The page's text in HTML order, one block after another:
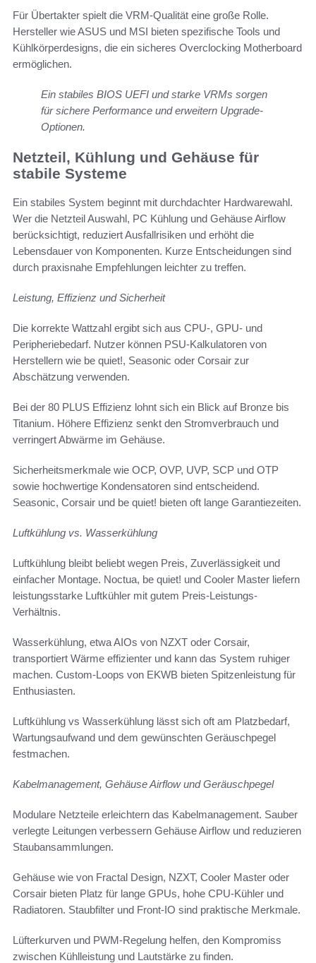
Für Übertakter spielt die VRM-Qualität eine große Rolle.
Hersteller wie ASUS und MSI bieten spezifische Tools und
Kühlkörperdesigns, die ein sicheres Overclocking Motherboard
ermöglichen.
Ein stabiles BIOS UEFI und starke VRMs sorgen
für sichere Performance und erweitern Upgrade-
Optionen.
Netzteil, Kühlung und Gehäuse für
stabile Systeme
Ein stabiles System beginnt mit durchdachter Hardwarewahl.
Wer die Netzteil Auswahl, PC Kühlung und Gehäuse Airflow
berücksichtigt, reduziert Ausfallrisiken und erhöht die
Lebensdauer von Komponenten. Kurze Entscheidungen sind
durch praxisnahe Empfehlungen leichter zu treffen.
Leistung, Effizienz und Sicherheit
Die korrekte Wattzahl ergibt sich aus CPU-, GPU- und
Peripheriebedarf. Nutzer können PSU-Kalkulatoren von
Herstellern wie be quiet!, Seasonic oder Corsair zur
Abschätzung verwenden.
Bei der 80 PLUS Effizienz lohnt sich ein Blick auf Bronze bis
Titanium. Höhere Effizienz senkt den Stromverbrauch und
verringert Abwärme im Gehäuse.
Sicherheitsmerkmale wie OCP, OVP, UVP, SCP und OTP
sowie hochwertige Kondensatoren sind entscheidend.
Seasonic, Corsair und be quiet! bieten oft lange Garantiezeiten.
Luftkühlung vs. Wasserkühlung
Luftkühlung bleibt beliebt wegen Preis, Zuverlässigkeit und
einfacher Montage. Noctua, be quiet! und Cooler Master liefern
leistungsstarke Luftkühler mit gutem Preis-Leistungs-
Verhältnis.
Wasserkühlung, etwa AIOs von NZXT oder Corsair,
transportiert Wärme effizienter und kann das System ruhiger
machen. Custom-Loops von EKWB bieten Spitzenleistung für
Enthusiasten.
Luftkühlung vs Wasserkühlung lässt sich oft am Platzbedarf,
Wartungsaufwand und dem gewünschten Geräuschpegel
festmachen.
Kabelmanagement, Gehäuse Airflow und Geräuschpegel
Modulare Netzteile erleichtern das Kabelmanagement. Sauber
verlegte Leitungen verbessern Gehäuse Airflow und reduzieren
Staubansammlungen.
Gehäuse wie von Fractal Design, NZXT, Cooler Master oder
Corsair bieten Platz für lange GPUs, hohe CPU-Kühler und
Radiatoren. Staubfilter und Front-IO sind praktische Merkmale.
Lüfterkurven und PWM-Regelung helfen, den Kompromiss
zwischen Kühlleistung und Lautstärke zu finden.